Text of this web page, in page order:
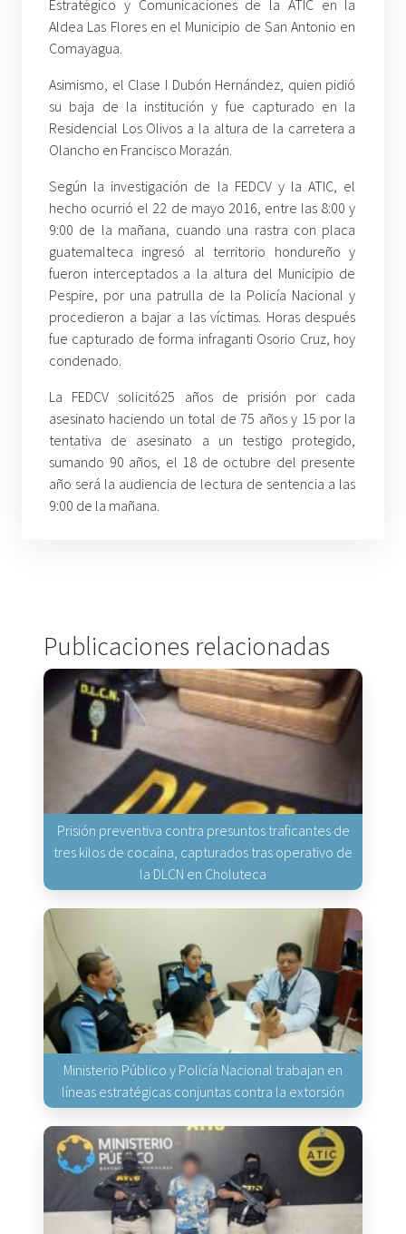
Estratégico y Comunicaciones de la ATIC en la
Aldea Las Flores en el Municipio de San Antonio en
Comayagua.
Asimismo, el Clase I Dubón Hernández, quien pidió
su baja de la institución y fue capturado en la
Residencial Los Olivos a la altura de la carretera a
Olancho en Francisco Morazán.
Según la investigación de la FEDCV y la ATIC, el
hecho ocurrió el 22 de mayo 2016, entre las 8:00 y
9:00 de la mañana, cuando una rastra con placa
guatemalteca ingresó al territorio hondureño y
fueron interceptados a la altura del Municipio de
Pespire, por una patrulla de la Policía Nacional y
procedieron a bajar a las víctimas. Horas después
fue capturado de forma infraganti Osorio Cruz, hoy
condenado.
La FEDCV solicitó25 años de prisión por cada
asesinato haciendo un total de 75 años y 15 por la
tentativa de asesinato a un testigo protegido,
sumando 90 años, el 18 de octubre del presente
año será la audiencia de lectura de sentencia a las
9:00 de la mañana.
Publicaciones relacionadas
Prisión preventiva contra presuntos traficantes de
tres kilos de cocaína, capturados tras operativo de
la DLCN en Choluteca
Ministerio Público y Policía Nacional trabajan en
líneas estratégicas conjuntas contra la extorsión